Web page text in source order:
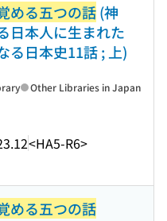
める五つの話(神
日本人に生まれた
る日本史11話 ; 上)
<HA5-R6>
Other Libraries in Japan
める五つの話